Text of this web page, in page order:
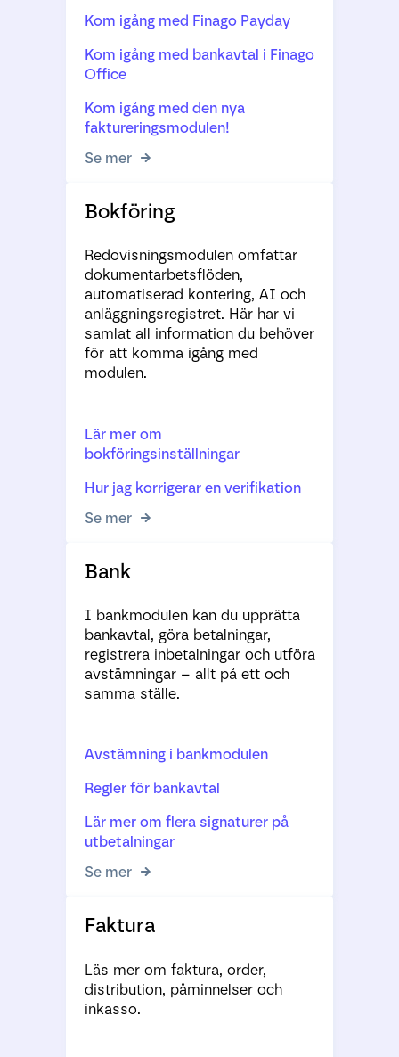
Kom igång med Finago Payday
Kom igång med bankavtal i Finago
Office
Kom igång med den nya
faktureringsmodulen!
Se mer
Bokföring
Redovisningsmodulen omfattar
dokumentarbetsflöden,
automatiserad kontering, AI och
anläggningsregistret. Här har vi
samlat all information du behöver
för att komma igång med
modulen.
Lär mer om
bokföringsinställningar
Hur jag korrigerar en verifikation
Se mer
Bank
I bankmodulen kan du upprätta
bankavtal, göra betalningar,
registrera inbetalningar och utföra
avstämningar – allt på ett och
samma ställe.
Avstämning i bankmodulen
Regler för bankavtal
Lär mer om flera signaturer på
utbetalningar
Se mer
Faktura
Läs mer om faktura, order,
distribution, påminnelser och
inkasso.